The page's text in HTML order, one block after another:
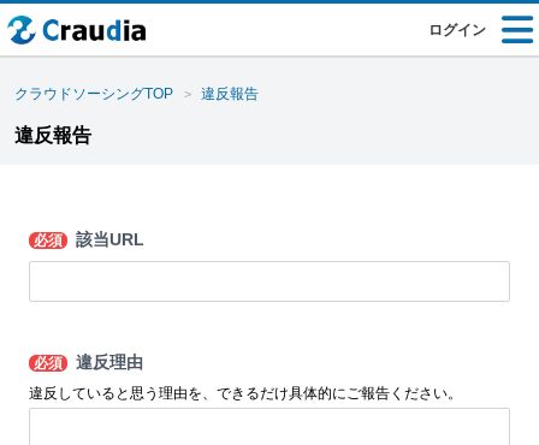
ログイン
クラウドソーシングTOP 違反報告
違反報告
必須 該当URL
必須 違反理由
違反していると思う理由を、できるだけ具体的にご報告ください。